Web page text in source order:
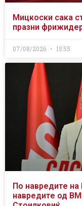
Мицкоски сака
празни
07/08/2026 15:55
По навредите на
навредите од